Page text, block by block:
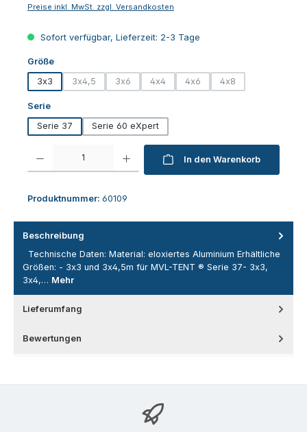
Preise inkl. MwSt. zzgl. Versandkosten
Sofort verfügbar, Lieferzeit: 2-3 Tage
Größeauswählen
3x3
3x4,5
(Diese Option ist zurzeit nicht verfügbar.)
3x6
(Diese Option ist zurzeit nicht verfügbar.)
4x4
(Diese Option ist zurzeit nicht
4x6
(Diese Option ist zurzeit nicht
4x8
(Diese Option ist
Serieauswählen
Serie 37
Serie 60 eXpert
Produkt Anzahl: Gib den gewünschten Wert ein oder benutze die
In den Warenkorb
Produktnummer: 60109
Beschreibung
Technische Daten: Material: eloxiertes Aluminium Erhältliche
Größen: - 3x3 und 3x4,5m für MVL-TENT ® Serie 37- 3x3,
3x4,… Mehr
Lieferumfang
Bewertungen